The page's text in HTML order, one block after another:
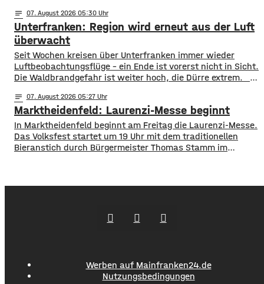
Freitagmittag 12 Uhr, können aber alle ihre Karten kaufen.
Für das Spiel gegen die Bundesliga-Traditionsmannschaft
wird eine große Kulisse
notes 07. August 2026 05:30
Unterfranken: Region wird erneut aus der Luft
überwacht
​​Seit Wochen kreisen über Unterfranken immer wieder
Luftbeobachtungsflüge – ein Ende ist vorerst nicht in Sicht.
Die Waldbrandgefahr ist weiter hoch, die Dürre extrem. ​
finden deshalb am Wochenende wieder Kontrollflüge statt.
Die Flugzeuge halten dabei Ausschau nach möglichen
Brandherden. ​Die Situation bleibt angespannt: Nicht nur
in den Wäldern, sondern
notes 07. August 2026 05:27
Marktheidenfeld: Laurenzi-Messe beginnt
In Marktheidenfeld beginnt am Freitag die Laurenzi-Messe.
Das Volksfest startet um 19 Uhr mit dem traditionellen
Bieranstich durch Bürgermeister Thomas Stamm im
Werben auf Mainfranken24.de
Nutzungsbedingungen